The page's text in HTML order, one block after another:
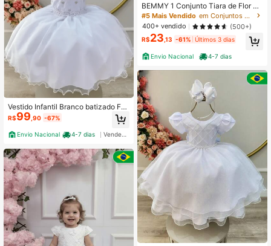
Vestido Infantil Branco batizado Fes
ta Florista Daminha aniversario tam
anho 1 ao 4 n1415
R$99 ,90 -67%
Envio Nacional 4-7 dias Vendedor Indicado
BEMMY 1 Conjunto Tiara de Flor de
Pérola Sintética + Pulseira de Flor d
e Pérola Sintética, Adequado Para
Crianças Usarem em Férias e Festa
s de Aniversário
#5 Mais Vendido
em Conjuntos de joias infantis
400+ vendido
(500+)
R$23 ,13 -61% Últimos 3 dias
Envio Nacional 4-7 dias